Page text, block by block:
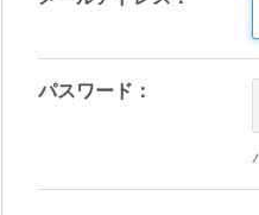
パスワード：